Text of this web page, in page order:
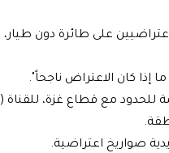
على طائرة دون
كان الاعتراض ناجحاً".
صواريخ اعتراضية.